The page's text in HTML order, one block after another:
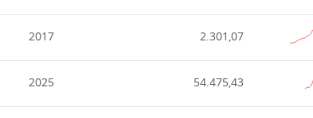
2017 2.301,07
2025 54.475,43